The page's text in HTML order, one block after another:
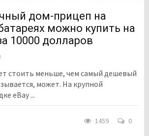
дом-прицеп на
можно купить на
10000 долларов
стоить меньше, чем самый дешевый
может. На крупной
eBay ...
1459 0